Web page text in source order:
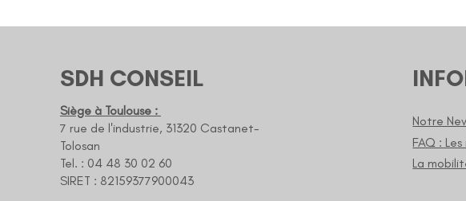
SDH CONSEIL
Siège à Toulouse :
7 rue de l'industrie, 31320 Castanet-
Tolosan
Tel. : 04 48 30 02 60
SIRET : 82159377900043
Notre
FAQ :
La